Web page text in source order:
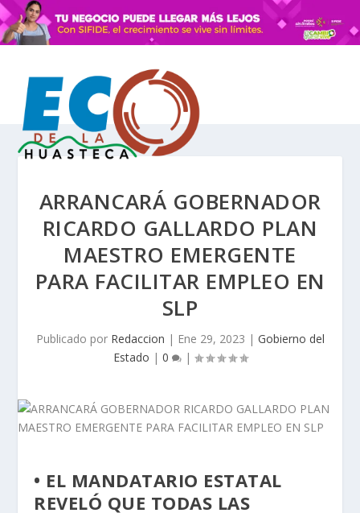
ARRANCARÁ GOBERNADOR
RICARDO GALLARDO PLAN
MAESTRO EMERGENTE
PARA FACILITAR EMPLEO EN
SLP
Publicado por Redaccion | Ene 29, 2023 | Gobierno del
Estado | 0 |
• EL MANDATARIO ESTATAL
REVELÓ QUE TODAS LAS